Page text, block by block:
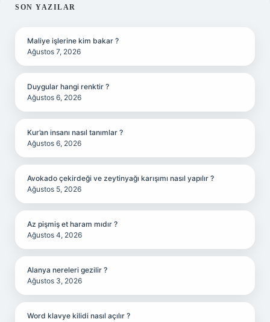
SIDEBAR
SON YAZILAR
Maliye işlerine kim bakar ?
Ağustos 7, 2026
Duygular hangi renktir ?
Ağustos 6, 2026
Kur’an insanı nasıl tanımlar ?
Ağustos 6, 2026
Avokado çekirdeği ve zeytinyağı karışımı nasıl yapılır ?
Ağustos 5, 2026
Az pişmiş et haram mıdır ?
Ağustos 4, 2026
Alanya nereleri gezilir ?
Ağustos 3, 2026
Word klavye kilidi nasıl açılır ?